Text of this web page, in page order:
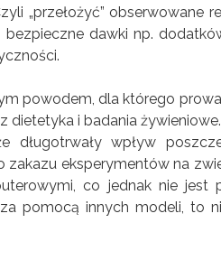
„przełożyć” obserwowane
bezpieczne dawki np.
powodem, dla którego
dietetyka i badania
długotrwały wpływ
zakazu eksperymentów na
co jednak nie
pomocą innych modeli, to